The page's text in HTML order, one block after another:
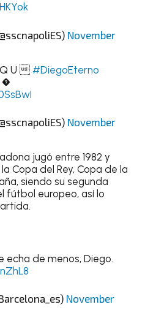
November
Q U #DiegoEterno
�
November
jugó entre 1982 y
Copa del Rey, Copa de la
siendo su segunda
fútbol europeo, así lo
echa de menos, Diego.
November